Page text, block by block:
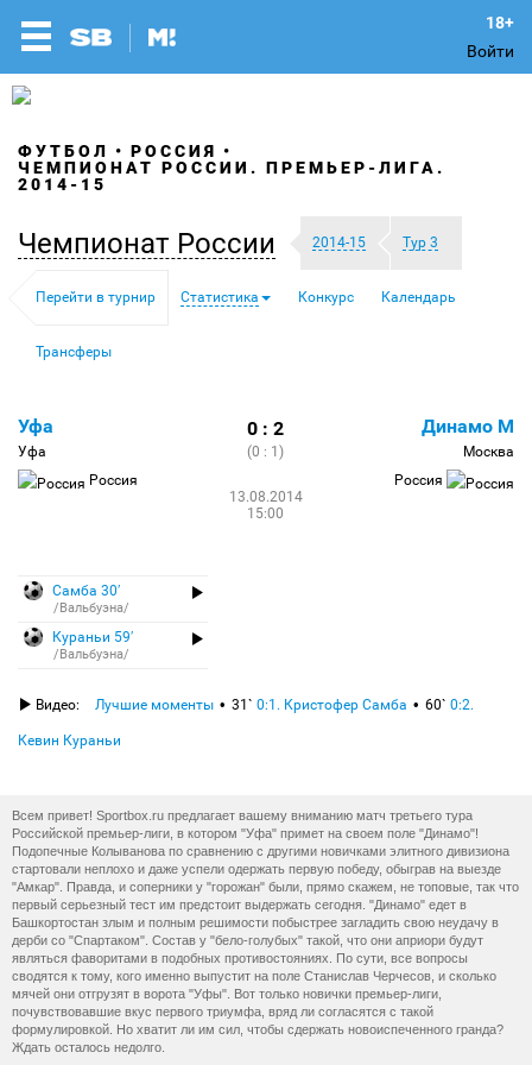
Войти
ФУТБОЛ
РОССИЯ
ЧЕМПИОНАТ РОССИИ. ПРЕМЬЕР-ЛИГА.
2014-15
Чемпионат России 2014-15 Тур 3
Перейти в турнир Статистика Конкурс Календарь
Трансферы
Уфа
Уфа
Россия
0 : 2
(0 : 1)
13.08.2014
15:00
Динамо М
Москва
Россия
Самба 30′
/Вальбуэна/
Кураньи 59′
/Вальбуэна/
Видео: Лучшие моменты 31` 0:1. Кристофер Самба 60` 0:2.
Кевин Кураньи
Всем привет! Sportbox.ru предлагает вашему вниманию матч третьего тура
Российской премьер-лиги, в котором "Уфа" примет на своем поле "Динамо"!
Подопечные Колыванова по сравнению с другими новичками элитного дивизиона
стартовали неплохо и даже успели одержать первую победу, обыграв на выезде
"Амкар". Правда, и соперники у "горожан" были, прямо скажем, не топовые, так что
первый серьезный тест им предстоит выдержать сегодня. "Динамо" едет в
Башкортостан злым и полным решимости побыстрее загладить свою неудачу в
дерби со "Спартаком". Состав у "бело-голубых" такой, что они априори будут
являться фаворитами в подобных противостояниях. По сути, все вопросы
сводятся к тому, кого именно выпустит на поле Станислав Черчесов, и сколько
мячей они отгрузят в ворота "Уфы". Вот только новички премьер-лиги,
почувствовавшие вкус первого триумфа, вряд ли согласятся с такой
формулировкой. Но хватит ли им сил, чтобы сдержать новоиспеченного гранда?
Ждать осталось недолго.